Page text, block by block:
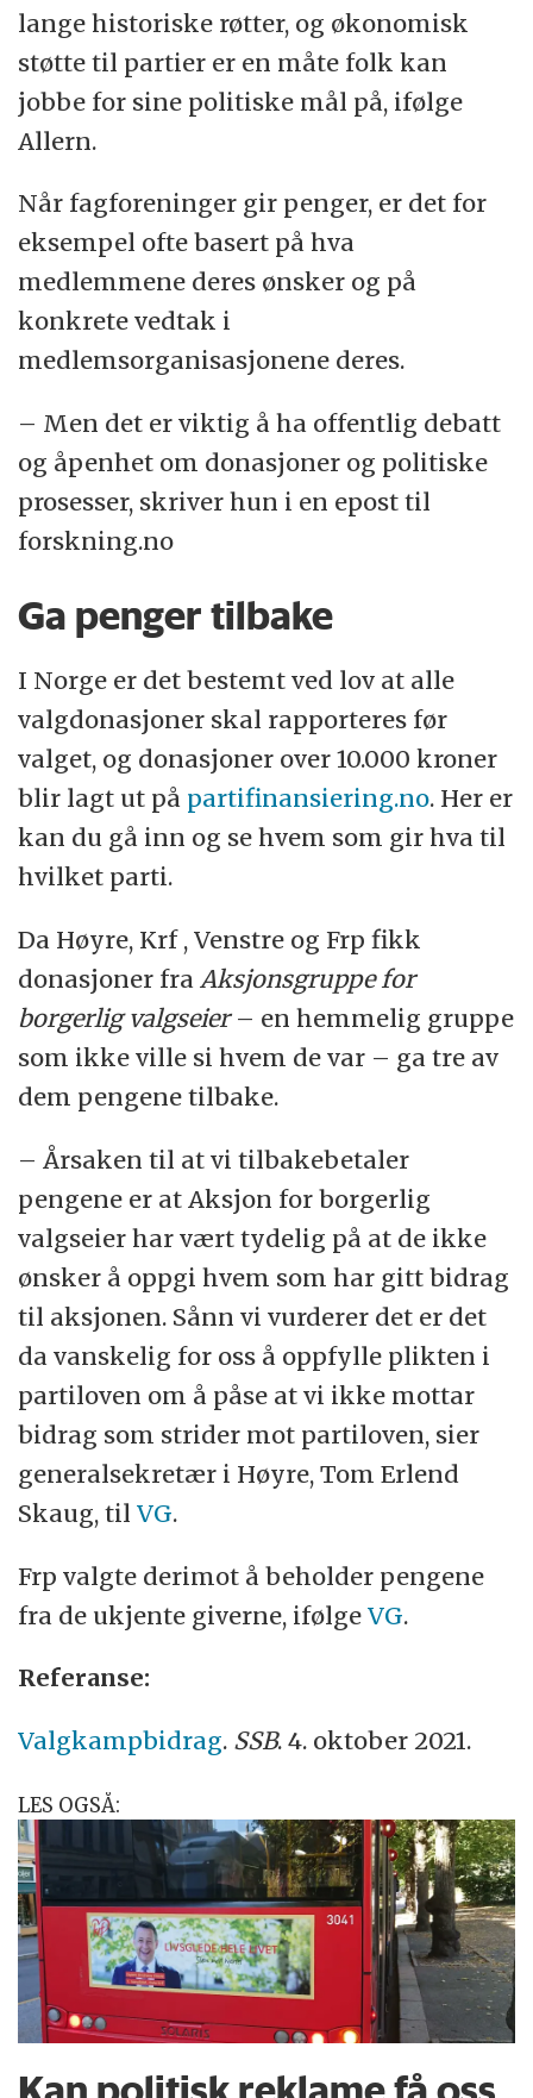
lange historiske røtter, og økonomisk
støtte til partier er en måte folk kan
jobbe for sine politiske mål på, ifølge
Allern.
Når fagforeninger gir penger, er det for
eksempel ofte basert på hva
medlemmene deres ønsker og på
konkrete vedtak i
medlemsorganisasjonene deres.
– Men det er viktig å ha offentlig debatt
og åpenhet om donasjoner og politiske
prosesser, skriver hun i en epost til
forskning.no
Ga penger tilbake
I Norge er det bestemt ved lov at alle
valgdonasjoner skal rapporteres før
valget, og donasjoner over 10.000 kroner
blir lagt ut på partifinansiering.no. Her er
kan du gå inn og se hvem som gir hva til
hvilket parti.
Da Høyre, Krf , Venstre og Frp fikk
donasjoner fra Aksjonsgruppe for
borgerlig valgseier– en hemmelig gruppe
som ikke ville si hvem de var – ga tre av
dem pengene tilbake.
– Årsaken til at vi tilbakebetaler
pengene er at Aksjon for borgerlig
valgseier har vært tydelig på at de ikke
ønsker å oppgi hvem som har gitt bidrag
til aksjonen. Sånn vi vurderer det er det
da vanskelig for oss å oppfylle plikten i
partiloven om å påse at vi ikke mottar
bidrag som strider mot partiloven, sier
generalsekretær i Høyre, Tom Erlend
Skaug, tilVG.
Frp valgte derimot å beholder pengene
fra de ukjente giverne, ifølgeVG.
Referanse:
Valgkampbidrag. SSB. 4. oktober 2021.
LES OGSÅ: